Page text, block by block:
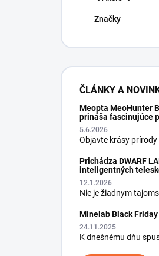
Značky
ČLÁNKY A
Meopta MeoHunter
prináša fascinujúce
5.6.2026
Objavte krásy prírody
Prichádza DWARF
inteligentných
12.1.2026
Nie je žiadnym
Minelab Black
24.11.2025
K dnešnému dňu